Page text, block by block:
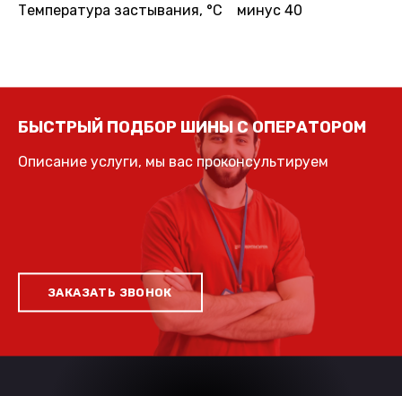
Температура застывания, °С минус 40
БЫСТРЫЙ ПОДБОР ШИНЫ С ОПЕРАТОРОМ
Описание услуги, мы вас проконсультируем
ЗАКАЗАТЬ ЗВОНОК